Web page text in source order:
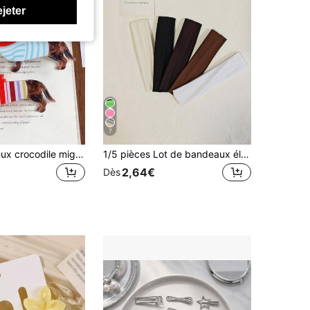
Pince à cheveux crocodile mignonne en forme de chien teckel, imprimé acrylique de chiot de dessin animé avec cœur & chemise rayée, pince à cheveux style mignon pour les amateurs d'animaux, convient aux femmes & aux filles
7
1/5 pièces Lot de bandeaux élastiques antidérapants en tissu doux - Pour le yoga, la course, les sports, les vacances d'automne/hiver, l'écharpe élégante pour femme, le foulard de tête, le bandeau doux
Dès2,64€